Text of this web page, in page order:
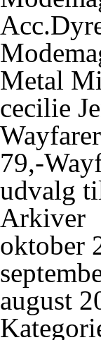
Metal
cecilie
79,-
udvalg
Arkiver
oktober
august